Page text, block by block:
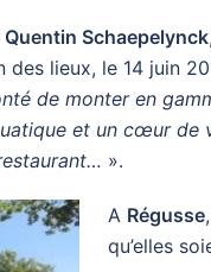
Quentin Schaepelynck
des lieux, le 14 juin
de monter en
et un cœur
».
A Régusse
qu’elles